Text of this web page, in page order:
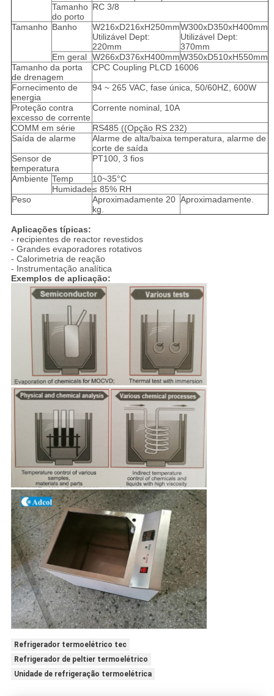
Tamanho
do porto
RC 3/8
Tamanho Banho
W216xD216xH250mm
Utilizável Dept:
220mm
W300xD350xH400mm
Utilizável Dept:
370mm
Em geral W266xD376xH400mmW350xD510xH550mm
Tamanho da porta
de drenagem
CPC Coupling PLCD 16006
Fornecimento de
energia
94 ~ 265 VAC, fase única, 50/60HZ, 600W
Proteção contra
excesso de corrente
Corrente nominal, 10A
COMM em série
RS485 ((Opção RS 232)
Saída de alarme
Alarme de alta/baixa temperatura, alarme de
corte de saída
Sensor de
temperatura
PT100, 3 fios
Ambiente Temp
10~35°C
Humidade≤ 85% RH
Peso
Aproximadamente 20
kg.
Aproximadamente.
Aplicações típicas:
- recipientes de reactor revestidos
- Grandes evaporadores rotativos
- Calorimetria de reação
- Instrumentação analítica
Exemplos de aplicação:
Refrigerador termoelétrico tec
Refrigerador de peltier termoelétrico
Unidade de refrigeração termoelétrica